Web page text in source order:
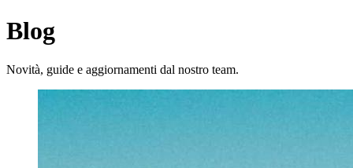
Blog
Novità, guide e aggiornamenti dal nostro team.